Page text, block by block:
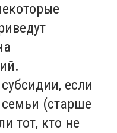
если
(старше
тот, кто не